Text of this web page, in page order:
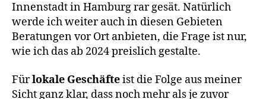
Innenstadt in Hamburg rar gesät. Natürlich
werde ich weiter auch in diesen Gebieten
Beratungen vor Ort anbieten, die Frage ist nur,
wie ich das ab 2024 preislich gestalte.
Fürlokale Geschäfteist die Folge aus meiner
Sicht ganz klar, dass noch mehr als je zuvor